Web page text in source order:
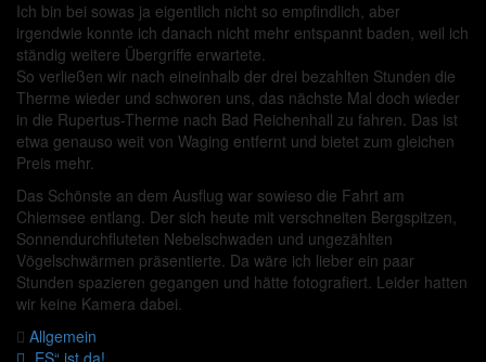
Ich bin bei sowas ja eigentlich nicht so empfindlich, aber
irgendwie konnte ich danach nicht mehr entspannt baden, weil ich
ständig weitere Übergriffe erwartete.
So verließen wir nach eineinhalb der drei bezahlten Stunden die
Therme wieder und schworen uns, das nächste Mal doch wieder
in die Rupertus-Therme nach Bad Reichenhall zu fahren. Das ist
etwa genauso weit von Waging entfernt und bietet zum gleichen
Preis mehr.
Das Schönste an dem Ausflug war sowieso die Fahrt am
Chiemsee entlang. Der sich heute mit verschneiten Bergspitzen,
Sonnendurchfluteten Nebelschwaden und ungezählten
Vögelschwärmen präsentierte. Da wäre ich lieber ein paar
Stunden spazieren gegangen und hätte fotografiert. Leider hatten
wir keine Kamera dabei.
Allgemein